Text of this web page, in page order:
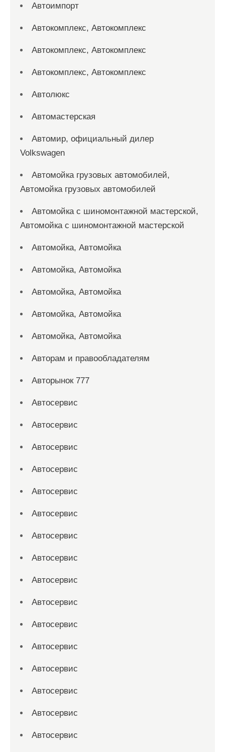
Автоимпорт
Автокомплекс, Автокомплекс
Автокомплекс, Автокомплекс
Автокомплекс, Автокомплекс
Автолюкс
Автомастерская
Автомир, официальный дилер
Volkswagen
Автомойка грузовых автомобилей,
Автомойка грузовых автомобилей
Автомойка с шиномонтажной мастерской,
Автомойка с шиномонтажной мастерской
Автомойка, Автомойка
Автомойка, Автомойка
Автомойка, Автомойка
Автомойка, Автомойка
Автомойка, Автомойка
Авторам и правообладателям
Авторынок 777
Автосервис
Автосервис
Автосервис
Автосервис
Автосервис
Автосервис
Автосервис
Автосервис
Автосервис
Автосервис
Автосервис
Автосервис
Автосервис
Автосервис
Автосервис
Автосервис